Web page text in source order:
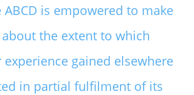
ABCD is empowered to make
the extent to which
gained elsewhere
in partial fulfilment of its